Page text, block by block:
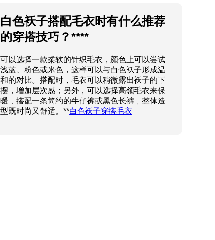
白色袄子搭配毛衣时有什么推荐
的穿搭技巧？****
可以选择一款柔软的针织毛衣，颜色上可以尝试
浅蓝、粉色或米色，这样可以与白色袄子形成温
和的对比。搭配时，毛衣可以稍微露出袄子的下
摆，增加层次感；另外，可以选择高领毛衣来保
暖，搭配一条简约的牛仔裤或黑色长裤，整体造
型既时尚又舒适。**白色袄子穿搭毛衣